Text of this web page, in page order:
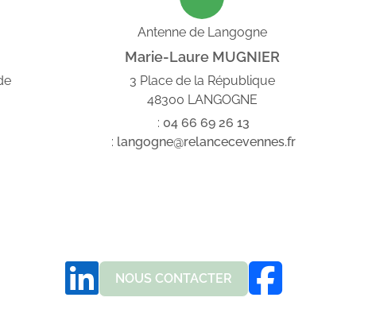
Antenne de Langogne
Marie-Laure MUGNIER
3 Place de la République
48300 LANGOGNE
: 04 66 69 26 13
: langogne@relancecevennes.fr
NOUS CONTACTER